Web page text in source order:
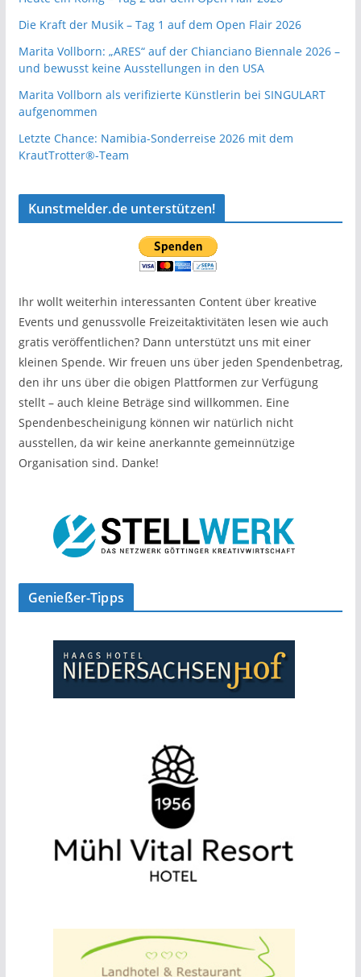
Die Kraft der Musik – Tag 1 auf dem Open Flair 2026
Marita Vollborn: „ARES“ auf der Chianciano Biennale 2026 –
und bewusst keine Ausstellungen in den USA
Marita Vollborn als verifizierte Künstlerin bei SINGULART
aufgenommen
Letzte Chance: Namibia-Sonderreise 2026 mit dem
KrautTrotter®-Team
Kunstmelder.de unterstützen!
Ihr wollt weiterhin interessanten Content über kreative
Events und genussvolle Freizeitaktivitäten lesen wie auch
gratis veröffentlichen? Dann unterstützt uns mit einer
kleinen Spende. Wir freuen uns über jeden Spendenbetrag,
den ihr uns über die obigen Plattformen zur Verfügung
stellt – auch kleine Beträge sind willkommen. Eine
Spendenbescheinigung können wir natürlich nicht
ausstellen, da wir keine anerkannte gemeinnützige
Organisation sind. Danke!
Genießer-Tipps